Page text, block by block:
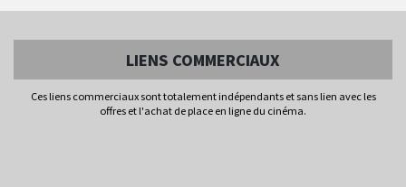
LIENS COMMERCIAUX
Ces liens commerciaux sont totalement indépendants et sans lien avec les
offres et l'achat de place en ligne du cinéma.